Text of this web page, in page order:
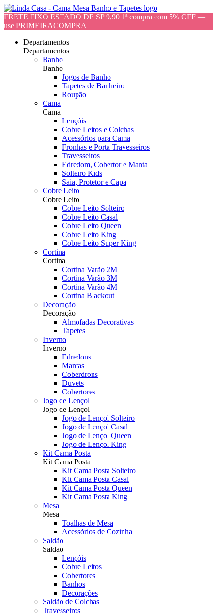
FRETE FIXO ESTADO DE SP 9,90 1ª compra com 5% OFF —
use PRIMEIRACOMPRA
Departamentos
Departamentos
Banho
Banho
Jogos de Banho
Tapetes de Banheiro
Roupão
Cama
Cama
Lençóis
Cobre Leitos e Colchas
Acessórios para Cama
Fronhas e Porta Travesseiros
Travesseiros
Edredom, Cobertor e Manta
Solteiro Kids
Saia, Protetor e Capa
Cobre Leito
Cobre Leito
Cobre Leito Solteiro
Cobre Leito Casal
Cobre Leito Queen
Cobre Leito King
Cobre Leito Super King
Cortina
Cortina
Cortina Varão 2M
Cortina Varão 3M
Cortina Varão 4M
Cortina Blackout
Decoração
Decoração
Almofadas Decorativas
Tapetes
Inverno
Inverno
Edredons
Mantas
Coberdrons
Duvets
Cobertores
Jogo de Lençol
Jogo de Lençol
Jogo de Lençol Solteiro
Jogo de Lençol Casal
Jogo de Lençol Queen
Jogo de Lençol King
Kit Cama Posta
Kit Cama Posta
Kit Cama Posta Solteiro
Kit Cama Posta Casal
Kit Cama Posta Queen
Kit Cama Posta King
Mesa
Mesa
Toalhas de Mesa
Acessórios de Cozinha
Saldão
Saldão
Lençóis
Cobre Leitos
Cobertores
Banhos
Decorações
Saldão de Colchas
Travesseiros